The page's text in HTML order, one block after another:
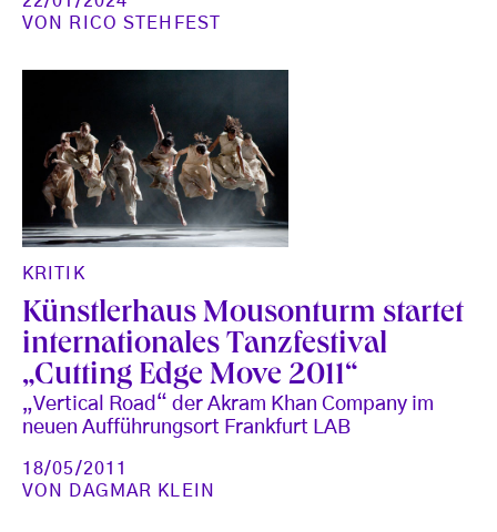
VON
RICO STEHFEST
KRITIK
Künstlerhaus Mousonturm startet
internationales Tanzfestival
„Cutting Edge Move 2011“
„Vertical Road“ der Akram Khan Company im
neuen Aufführungsort Frankfurt LAB
18/05/2011
VON
DAGMAR KLEIN